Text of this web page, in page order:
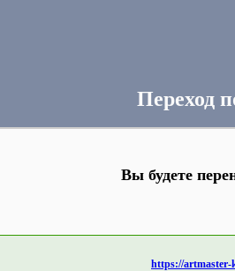
Переход
Вы будете
https://